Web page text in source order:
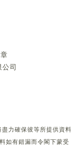
司
力確保彼等所提供資料
如有錯漏而令閣下蒙受